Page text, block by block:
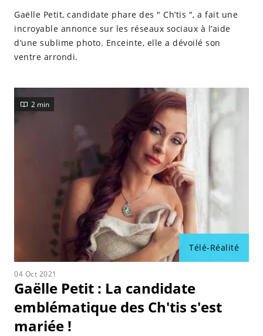
Gaëlle Petit, candidate phare des " Ch’tis ", a fait une
incroyable annonce sur les réseaux sociaux à l’aide
d’une sublime photo. Enceinte, elle a dévoilé son
ventre arrondi.
Télé-Réalité
2 min
04 Oct 2021
Gaëlle Petit : La candidate
emblématique des Ch'tis s'est
mariée !